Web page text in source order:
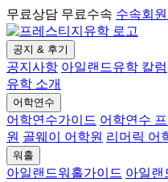
무료상담 무료수속 수속회
공지 & 후기
공지사항 아일랜드유학 칼럼
유학 소개
어학연수
어학연수가이드 어학연수
원 골웨이 어학원 리머릭 어
워홀
아일랜드워홀가이드 아일랜